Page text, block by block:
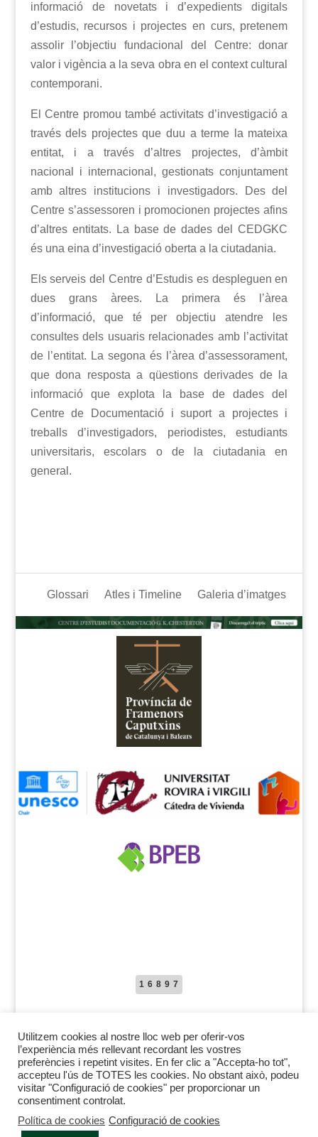
informació de novetats i d’expedients digitals
d’estudis, recursos i projectes en curs, pretenem
assolir l’objectiu fundacional del Centre: donar
valor i vigència a la seva obra en el context cultural
contemporani.
El Centre promou també activitats d’investigació a
través dels projectes que duu a terme la mateixa
entitat, i a través d’altres projectes, d’àmbit
nacional i internacional, gestionats conjuntament
amb altres institucions i investigadors. Des del
Centre s’assessoren i promocionen projectes afins
d’altres entitats. La base de dades del CEDGKC
és una eina d’investigació oberta a la ciutadania.
Els serveis del Centre d’Estudis es despleguen en
dues grans àrees. La primera és l’àrea
d’informació, que té per objectiu atendre les
consultes dels usuaris relacionades amb l’activitat
de l’entitat. La segona és l’àrea d’assessorament,
que dona resposta a qüestions derivades de la
informació que explota la base de dades del
Centre de Documentació i suport a projectes i
treballs d’investigadors, periodistes, estudiants
universitaris, escolars o de la ciutadania en
general.
Glossari Atles i Timeline Galeria d’imatges
16897
Avís legal Política de protecció de dades Política de cookies
Desenvolupat per Monday Gestió Documental S. L. i Arluk Software, S.L.
Utilitzem cookies al nostre lloc web per oferir-vos
l’experiència més rellevant recordant les vostres
preferències i repetint visites. En fer clic a "Accepta-ho tot",
accepteu l'ús de TOTES les cookies. No obstant això, podeu
visitar "Configuració de cookies" per proporcionar un
consentiment controlat.
Política de cookies Configuració de cookies